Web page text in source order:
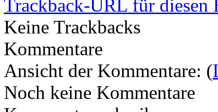
Trackback-URL für diesen
Keine Trackbacks
Kommentare
Ansicht der Kommentare: (
Noch keine Kommentare